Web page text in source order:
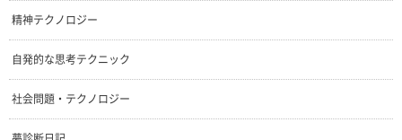
精神テクノロジー
自発的な思考テクニック
社会問題・テクノロジー